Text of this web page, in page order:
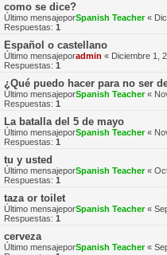
como se dice?
Último mensajeporSpanish Teacher«
Respuestas: 1
Español o castellano
Último mensajeporadmin « Diciembre 1,
Respuestas: 1
¿Qué puedo hacer para no ser
Último mensajeporSpanish Teacher«
Respuestas: 1
La batalla del 5 de mayo
Último mensajeporSpanish Teacher«
Respuestas: 1
tu y usted
Último mensajeporSpanish Teacher«
Respuestas: 1
taza or toilet
Último mensajeporSpanish Teacher«
Respuestas: 1
cerveza
Último mensajeporSpanish Teacher«